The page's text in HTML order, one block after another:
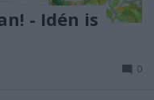
- Idén is
0